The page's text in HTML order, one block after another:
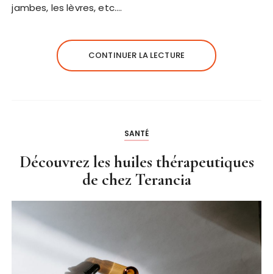
jambes, les lèvres, etc….
CONTINUER LA LECTURE
SANTÉ
Découvrez les huiles thérapeutiques
de chez Terancia